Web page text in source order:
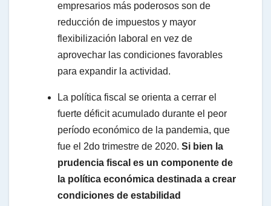
empresarios más poderosos son de
reducción de impuestos y mayor
flexibilización laboral en vez de
aprovechar las condiciones favorables
para expandir la actividad.
La política fiscal se orienta a cerrar el
fuerte déficit acumulado durante el peor
período económico de la pandemia, que
fue el 2do trimestre de 2020. Si bien la
prudencia fiscal es un componente de
la política económica destinada a crear
condiciones de estabilidad